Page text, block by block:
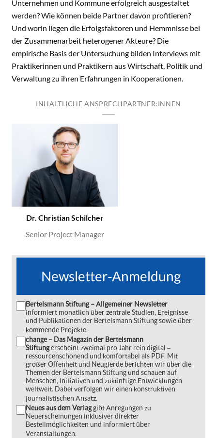
Unternehmen und Kommune erfolgreich ausgestaltet
werden? Wie können beide Partner davon profitieren?
Und worin liegen die Erfolgsfaktoren und Hemmnisse bei
der Zusammenarbeit heterogener Akteure? Die
empirische Basis der Untersuchung bilden Interviews mit
Praktikerinnen und Praktikern aus Wirtschaft, Politik und
Verwaltung zu ihren Erfahrungen in Kooperationen.
INHALTLICHE ANSPRECHPARTNER:INNEN
Dr. Christian Schilcher
Senior Project Manager
Newsletter-Anmeldung
Bertelsmann Stiftung – Allgemeiner Newsletter
informiert monatlich über zentrale Studien, Ereignisse
und Publikationen der Bertelsmann Stiftung sowie über
kommende Projekte.
change – Das Magazin der Bertelsmann
Stiftungerscheint zweimal pro Jahr rein digital ‒
ressourcenschonend und komfortabel als PDF. Mit
großer Offenheit und Neugierde berichten wir über die
Themen der Bertelsmann Stiftung und schauen auf
Menschen, Initiativen und zukünftige Entwicklungen
weltweit. Dabei verfolgen wir einen konstruktiven
journalistischen Ansatz.
Neues aus dem Verlaggibt Anregungen zu
Neuerscheinungen inklusiver direkter
Bestellmöglichkeiten und informiert über
Veranstaltungen.